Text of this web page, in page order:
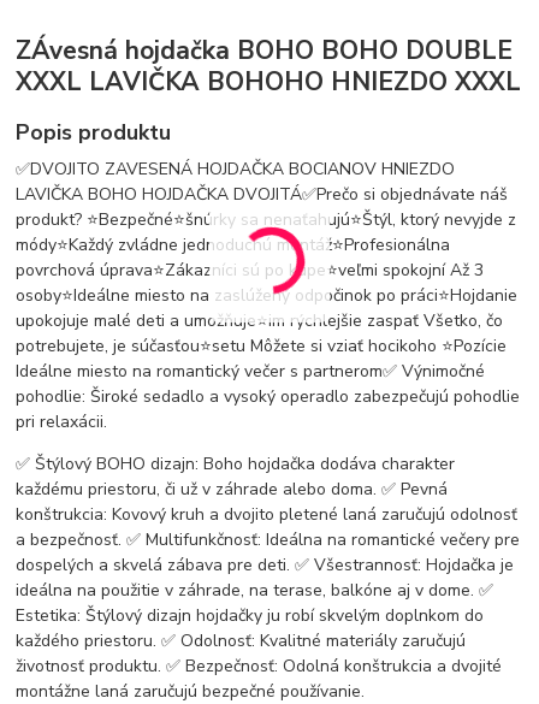
ZÁvesná hojdačka BOHO BOHO DOUBLE
XXXL LAVIČKA BOHOHO HNIEZDO XXXL
Popis produktu
✅DVOJITO ZAVESENÁ HOJDAČKA BOCIANOV HNIEZDO
LAVIČKA BOHO HOJDAČKA DVOJITÁ✅Prečo si objednávate náš
produkt? ⭐️Bezpečné⭐️šnúrky sa nenaťahujú⭐️Štýl, ktorý nevyjde z
módy⭐️Každý zvládne jednoduchú montáž⭐️Profesionálna
povrchová úprava⭐️Zákazníci sú po kúpe⭐️veľmi spokojní Až 3
osoby⭐️Ideálne miesto na zaslúžený odpočinok po práci⭐️Hojdanie
upokojuje malé deti a umožňuje⭐️im rýchlejšie zaspať Všetko, čo
potrebujete, je súčasťou⭐️setu Môžete si vziať hocikoho ⭐️Pozície
Ideálne miesto na romantický večer s partnerom✅ Výnimočné
pohodlie: Široké sedadlo a vysoký operadlo zabezpečujú pohodlie
pri relaxácii.
✅ Štýlový BOHO dizajn: Boho hojdačka dodáva charakter
každému priestoru, či už v záhrade alebo doma. ✅ Pevná
konštrukcia: Kovový kruh a dvojito pletené laná zaručujú odolnosť
a bezpečnosť. ✅ Multifunkčnosť: Ideálna na romantické večery pre
dospelých a skvelá zábava pre deti. ✅ Všestrannosť: Hojdačka je
ideálna na použitie v záhrade, na terase, balkóne aj v dome. ✅
Estetika: Štýlový dizajn hojdačky ju robí skvelým doplnkom do
každého priestoru. ✅ Odolnosť: Kvalitné materiály zaručujú
životnosť produktu. ✅ Bezpečnosť: Odolná konštrukcia a dvojité
montážne laná zaručujú bezpečné používanie.